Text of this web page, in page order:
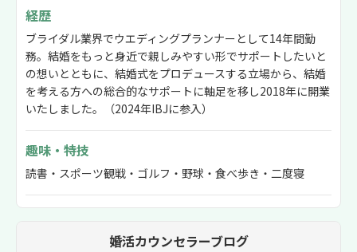
経歴
ブライダル業界でウエディングプランナーとして14年間勤
務。結婚をもっと身近で親しみやすい形でサポートしたいと
の想いとともに、結婚式をプロデュースする立場から、結婚
を考える方への総合的なサポートに軸足を移し2018年に開業
いたしました。（2024年IBJに参入）
趣味・特技
読書・スポーツ観戦・ゴルフ・野球・食べ歩き・二度寝
婚活カウンセラーブログ